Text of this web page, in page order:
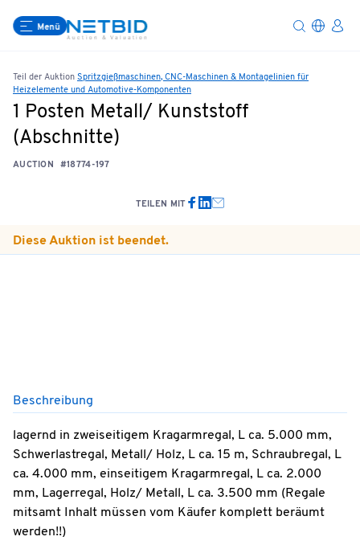
Menü
Teil der Auktion Spritzgießmaschinen, CNC-Maschinen & Montagelinien für
Heizelemente und Automotive-Komponenten
1 Posten Metall/ Kunststoff
(Abschnitte)
AUCTION #18774-197
TEILEN MIT
Diese Auktion ist beendet.
Beschreibung
lagernd in zweiseitigem Kragarmregal, L ca. 5.000 mm,
Schwerlastregal, Metall/ Holz, L ca. 15 m, Schraubregal, L
ca. 4.000 mm, einseitigem Kragarmregal, L ca. 2.000
mm, Lagerregal, Holz/ Metall, L ca. 3.500 mm (Regale
mitsamt Inhalt müssen vom Käufer komplett beräumt
werden!!)